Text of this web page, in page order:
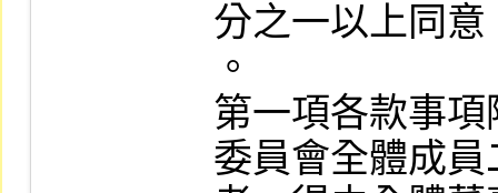
分之一以上同
。
第一項各款事
委員會全體成